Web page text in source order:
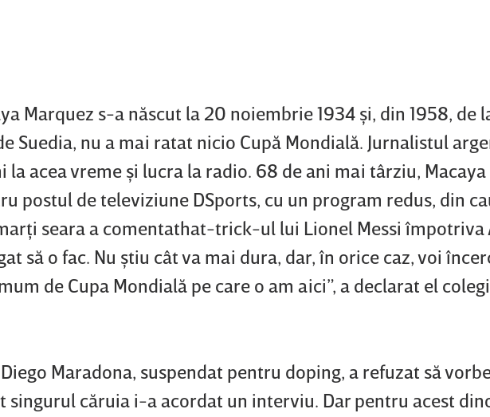
Marquez s-a născut la 20 noiembrie 1934 şi, din 1958, de
Suedia, nu a mai ratat nicio Cupă Mondială. Jurnalistul
la acea vreme şi lucra la radio. 68 de ani mai târziu,
postul de televiziune DSports, cu un program redus, din
seara a comentathat-trick-ul lui Lionel Messi împotriva
să o fac. Nu ştiu cât va mai dura, dar, în orice caz, voi
de Cupa Mondială pe care o am aici”, a declarat el
Maradona, suspendat pentru doping, a refuzat să
singurul căruia i-a acordat un interviu. Dar pentru acest